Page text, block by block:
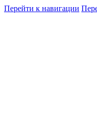
Перейти к навигации